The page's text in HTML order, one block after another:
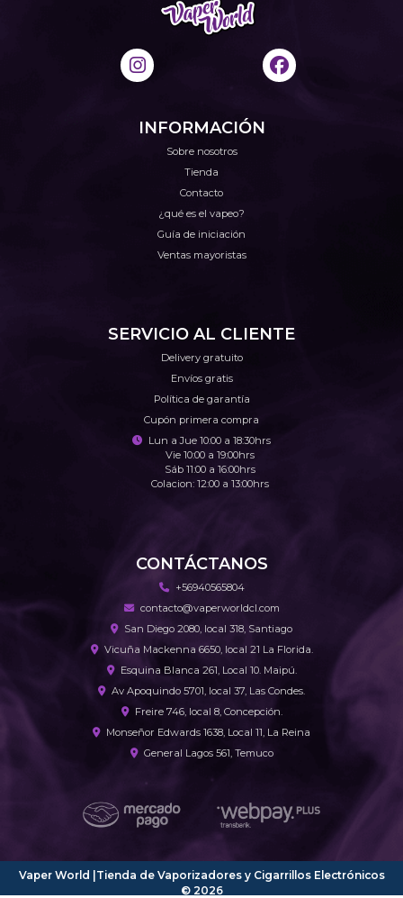
INFORMACIÓN
Sobre nosotros
Tienda
Contacto
¿qué es el vapeo?
Guía de iniciación
Ventas mayoristas
SERVICIO AL CLIENTE
Delivery gratuito
Envíos gratis
Política de garantía
Cupón primera compra
Lun a Jue 10:00 a 18:30hrs
Vie 10:00 a 19:00hrs
Sáb 11:00 a 16:00hrs
Colacion: 12:00 a 13:00hrs
CONTÁCTANOS
+56940565804
contacto@vaperworldcl.com
San Diego 2080, local 318, Santiago
Vicuña Mackenna 6650, local 21 La Florida.
Esquina Blanca 261, Local 10. Maipú.
Av Apoquindo 5701, local 37, Las Condes.
Freire 746, local 8, Concepción.
Monseñor Edwards 1638, Local 11, La Reina
General Lagos 561, Temuco
Vaper World |Tienda de Vaporizadores y Cigarrillos Electrónicos
© 2026